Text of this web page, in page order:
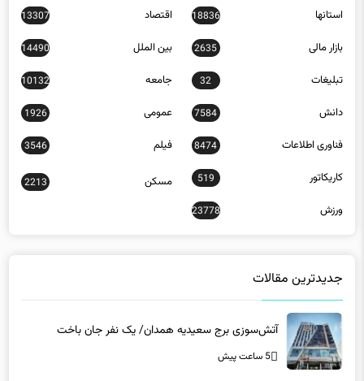
بازار مالی 2635 بین الملل 14490
تبلیغات 32 جامعه 10132
دانش 7584 عمومی 1926
فناوری اطلاعات 8474 فیلم 3546
کاریکاتور 519
2213
ورزش 23778
آتش‌سوزی برج سعیدیه همدان/ یک نفر جان باخت
5 ساعت پیش